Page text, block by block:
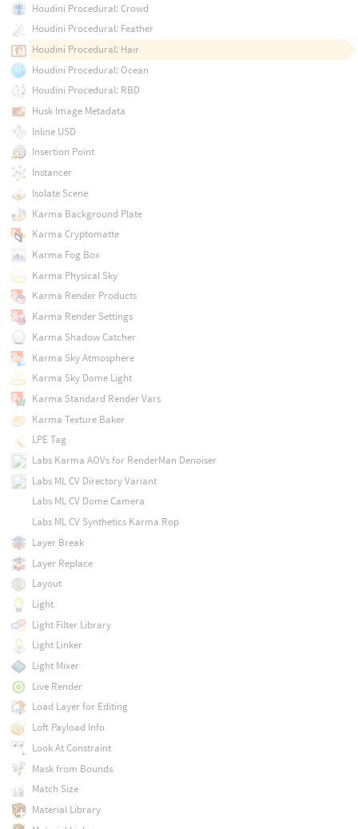
Houdini Procedural: Crowd
Houdini Procedural: Feather
Houdini Procedural: Hair
Houdini Procedural: Ocean
Houdini Procedural: RBD
Husk Image Metadata
Inline USD
Insertion Point
Instancer
Isolate Scene
Karma Background Plate
Karma Cryptomatte
Karma Fog Box
Karma Physical Sky
Karma Render Products
Karma Render Settings
Karma Shadow Catcher
Karma Sky Atmosphere
Karma Sky Dome Light
Karma Standard Render Vars
Karma Texture Baker
LPE Tag
Labs Karma AOVs for RenderMan Denoiser
Labs ML CV Directory Variant
Labs ML CV Dome Camera
Labs ML CV Synthetics Karma Rop
Layer Break
Layer Replace
Layout
Light
Light Filter Library
Light Linker
Light Mixer
Live Render
Load Layer for Editing
Loft Payload Info
Look At Constraint
Mask from Bounds
Match Size
Material Library